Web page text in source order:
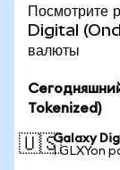
Посмотрите
Digital
валюты
Tokenized)
🇺🇸Galaxy
1 GLXYon